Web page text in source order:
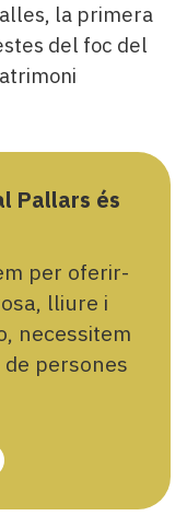
la primera
del foc del
Pallars és
per oferir-
lliure i
necessitem
de persones